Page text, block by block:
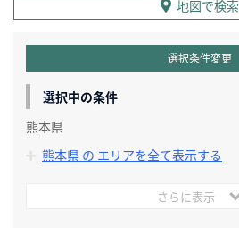
地図で検索
選択条件変更
選択中の条件
熊本県
熊本県 の エリアを全て表示する
さらに表示